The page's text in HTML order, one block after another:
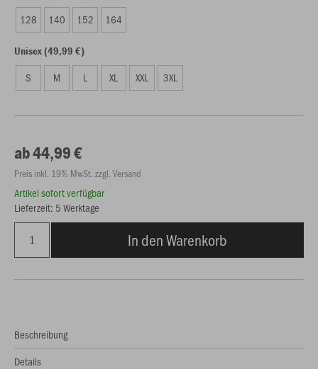
128 140 152 164
Unisex (49,99 €)
S M L XL XXL 3XL
ab 44,99 €
Preis inkl. 19% MwSt. zzgl. Versand
Artikel sofort verfügbar
Lieferzeit: 5 Werktage
In den Warenkorb
Beschreibung
Details